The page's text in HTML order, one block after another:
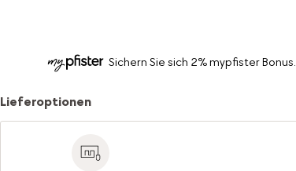
Sichern Sie sich 2% mypfister Bonus.
Lieferoptionen